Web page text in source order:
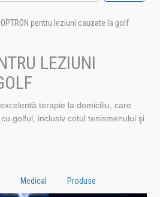
pentru leziuni cauzate la golf
LEZIUNI
terapie la domiciliu, care
golful, inclusiv cotul tenismenului şi
Medical Produse